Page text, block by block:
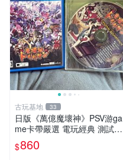
古玩基地 33
日版《萬億魔壞神》PSV游ga
me卡帶嚴選 電玩經典 測試正
常 完整遊戲內容 附贈未拆封
音樂CD 萬億魔壞神 PSV 游g
$860